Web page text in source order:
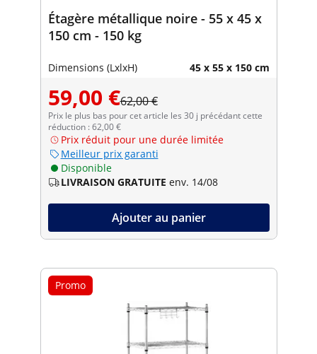
Étagère métallique noire - 55 x 45 x
150 cm - 150 kg
Dimensions (LxlxH) 45 x 55 x 150 cm
59,00 €62,00 €
Prix le plus bas pour cet article les 30 j précédant cette
réduction : 62,00 €
Prix réduit pour une durée limitée
Meilleur prix garanti
Disponible
LIVRAISON GRATUITE env. 14/08
Ajouter au panier
Promo